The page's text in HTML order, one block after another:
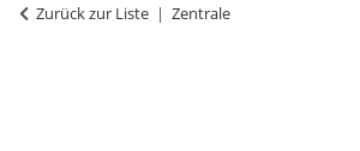
Zurück zur Liste Zentrale